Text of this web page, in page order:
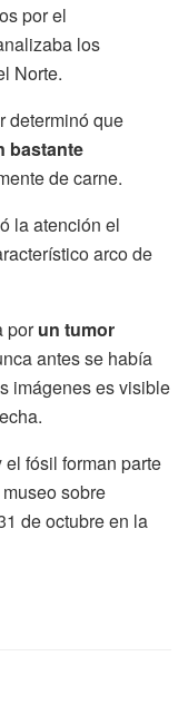
por el
los
Norte.
determinó que
bastante
de carne.
la atención el
arco de
porun tumor
antes se había
imágenes es visible
fósil forman parte
sobre
de octubre en la